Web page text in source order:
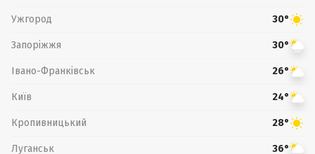
Ужгород 30°
Запоріжжя 30°
Івано-Франківськ 26°
Київ 24°
Кропивницький 28°
Луганськ 36°